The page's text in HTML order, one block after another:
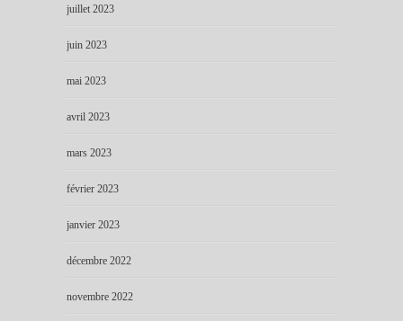
juillet 2023
juin 2023
mai 2023
avril 2023
mars 2023
février 2023
janvier 2023
décembre 2022
novembre 2022